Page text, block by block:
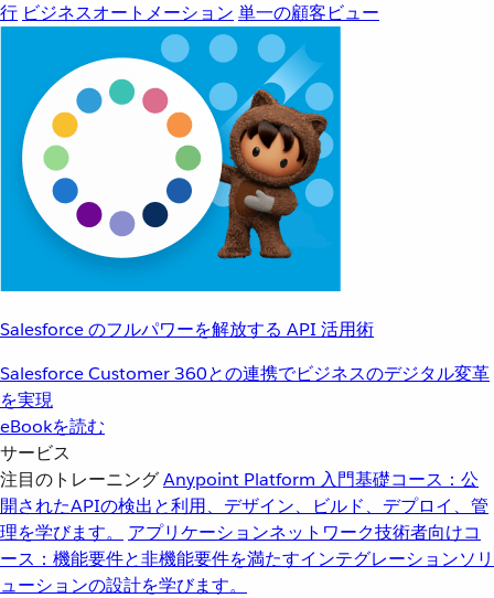
行 ビジネスオートメーション 単一の顧客ビュー
Salesforce のフルパワーを解放する API 活用術
Salesforce Customer 360との連携でビジネスのデジタル変革
を実現
eBookを読む
サービス
注目のトレーニングAnypoint Platform 入門基礎コース：公
開されたAPIの検出と利用、デザイン、ビルド、デプロイ、管
理を学びます。
アプリケーションネットワーク技術者向けコ
ース：機能要件と非機能要件を満たすインテグレーションソリ
ューションの設計を学びます。